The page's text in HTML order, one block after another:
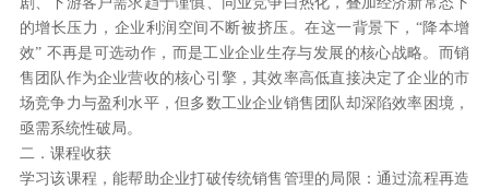
的增长压力，企业利润空间不断被挤压。在这一背景下，“降本增
效” 不再是可选动作，而是工业企业生存与发展的核心战略。而销
售团队作为企业营收的核心引擎，其效率高低直接决定了企业的市
场竞争力与盈利水平，但多数工业企业销售团队却深陷效率困境，
亟需系统性破局。
二．课程收获
学习该课程，能帮助企业打破传统销售管理的局限：通过流程再造